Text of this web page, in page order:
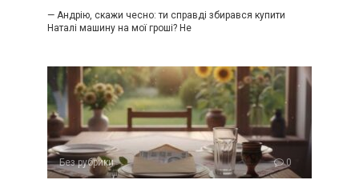
— Андрію, скажи чесно: ти справді збирався купити
Наталі машину на мої гроші? Не
Без рубрики 0